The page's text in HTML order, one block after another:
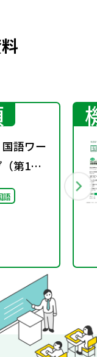
語ワー
第1
語